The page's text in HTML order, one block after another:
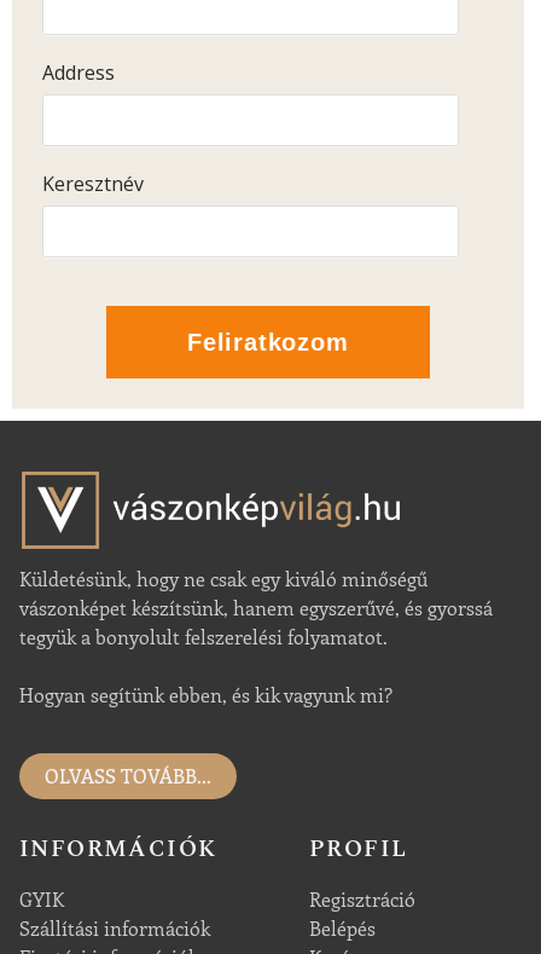
Address
Keresztnév
Feliratkozom
Küldetésünk, hogy ne csak egy kiváló minőségű
vászonképet készítsünk, hanem egyszerűvé, és gyorssá
tegyük a bonyolult felszerelési folyamatot.
Hogyan segítünk ebben, és kik vagyunk mi?
OLVASS TOVÁBB...
INFORMÁCIÓK
GYIK
Szállítási információk
PROFIL
Regisztráció
Belépés